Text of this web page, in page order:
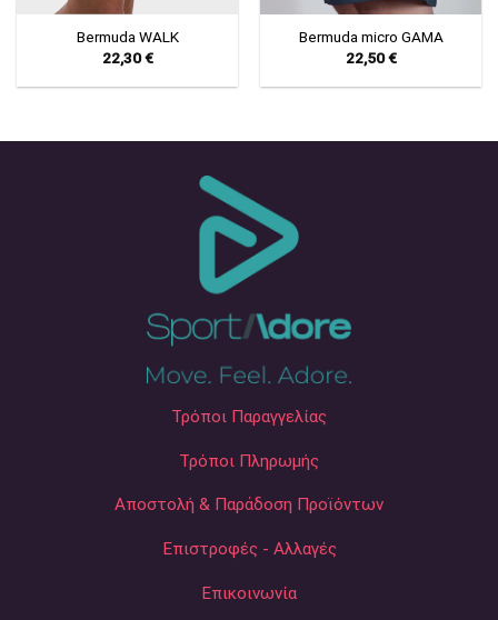
Bermuda WALK
22,30€
Bermuda micro GAMA
22,50€
Τρόποι Παραγγελίας
Τρόποι Πληρωμής
Αποστολή & Παράδοση Προϊόντων
Επιστροφές - Αλλαγές
Επικοινωνία